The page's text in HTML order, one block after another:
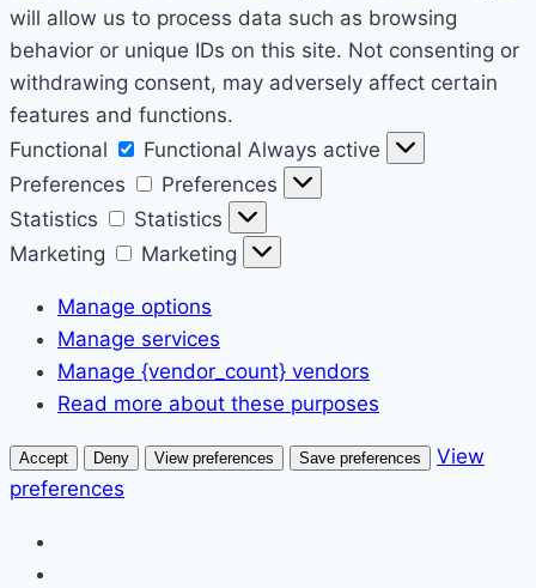
will allow us to process data such as browsing
behavior or unique IDs on this site. Not consenting or
withdrawing consent, may adversely affect certain
features and functions.
Functional
Functional Always active
Preferences
Preferences
Statistics
Statistics
Marketing
Marketing
Manage options
Manage services
Manage {vendor_count} vendors
Read more about these purposes
Accept Deny View preferences Save preferences
View
preferences